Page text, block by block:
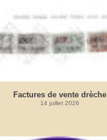
Factures de vente drèche
14 juillet 2026